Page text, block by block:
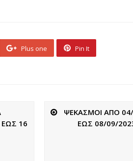
Plus one Pin It
16
ΨΕΚΑΣΜΟΙ ΑΠΟ
ΕΩΣ 08/09/